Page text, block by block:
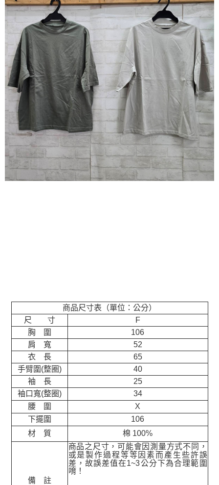
商品尺寸表（單位：公分）
尺 寸
F
胸 圍
106
肩 寬
52
衣 長
65
手臂圍(整圈)
40
袖 長
25
袖口寬(整圈)
34
腰 圍
X
下擺圍
106
材 質
棉 100%
備 註
商品之尺寸，可能會因測量方式不同，
或是製作過程等等因素而產生些許誤
差，故誤差值在1~3公分下為合理範圍
唷！